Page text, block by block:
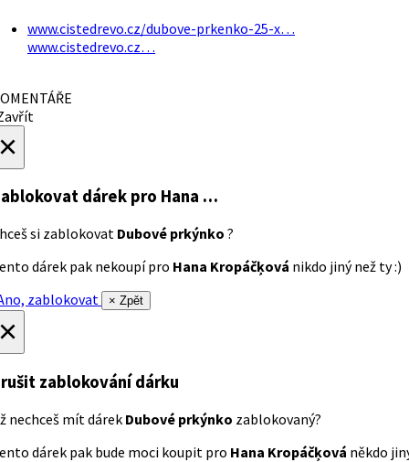
www.cistedrevo.cz/dubove-prkenko-25-x…
www.cistedrevo.cz…
dárek pro Hana …
si zablokovat Dubové prkýnko ?
dárek pak nekoupí pro Hana Kropáčķová nikdo jiný než ty :)
zablokovat
× Zpět
zablokování dárku
nechceš mít dárek Dubové prkýnko zablokovaný?
dárek pak bude moci koupit pro Hana Kropáčķová někdo